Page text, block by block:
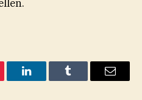
LinkedInTumblr Email